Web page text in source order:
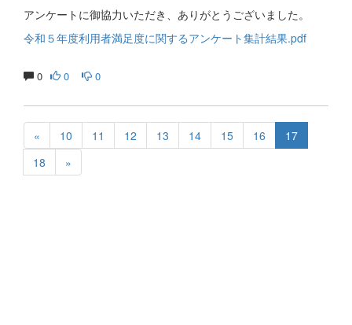
アンケートに御協力いただき、ありがとうございました。
令和５年度利用者満足度に関するアンケート集計結果.pdf
0 0 0
« 10 11 12 13 14 15 16
17
18
»